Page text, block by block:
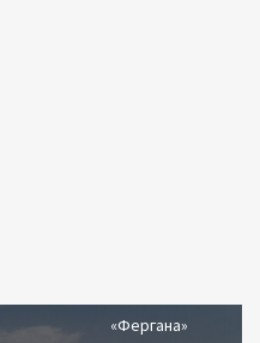
«Фергана»